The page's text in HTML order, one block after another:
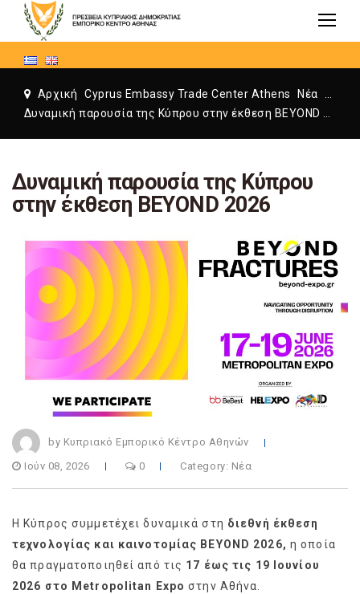
Αρχική Cyprus Embassy Trade Center Athens Νέα
Δυναμική παρουσία της Κύπρου
στην έκθεση BEYOND 2026
by Κυπριακό Εμπορικό Κέντρο Αθηνών
Ιούν 08, 2026 0 Category: Νέα
Η Κύπρος συμμετέχει δυναμικά στη διεθνή έκθεση
τεχνολογίας και καινοτομίας BEYOND 2026, η οποία
θα πραγματοποιηθεί από τις 17 έως τις 19 Ιουνίου
2026 στο Metropolitan Expo στην Αθήνα.